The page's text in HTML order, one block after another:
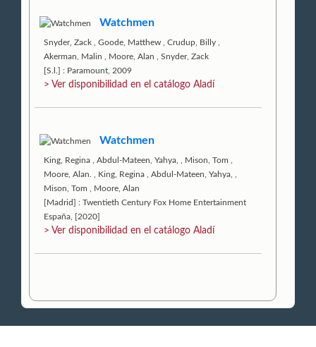
Watchmen
Snyder, Zack ,Goode, Matthew ,Crudup, Billy
Akerman, Malin
Moore, Alan ,Snyder, Zack
[S.l.] : Paramount, 2009
> Ver disponibilidad en el catálogo Aladí
Watchmen
King, Regina ,Abdul-Mateen, Yahya, Mison, Tom
Moore, Alan.
King, Regina ,Abdul-Mateen, Yahya,
Mison, Tom
Moore, Alan
[Madrid] : Twentieth Century Fox Home Entertainment
España, [2020]
> Ver disponibilidad en el catálogo Aladí